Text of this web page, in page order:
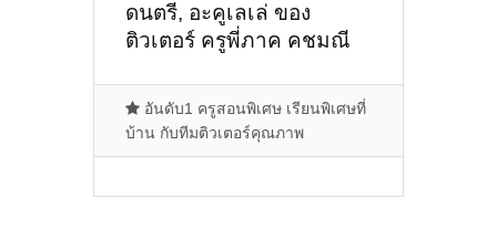
ดนตรี, อะคูเลเล่ ของ
ติวเตอร์ ครูพี่ภาค คชมณี
Living Town (ตรงข้าม
ประตู 5 มศว) ถ อโศก
(MRT เดินถึง)
อันดับ1 ครูสอนพิเศษ เรียนพิเศษที่
บ้าน กับทีมติวเตอร์คุณภาพ